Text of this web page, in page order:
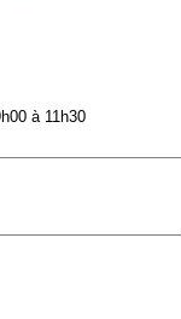
à 11h30